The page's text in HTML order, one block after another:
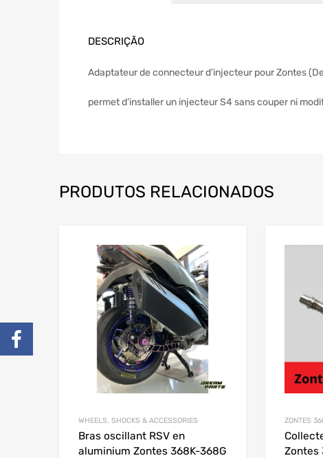
DESCRIÇÃO
Adaptateur de connecteur d’injecteur pour Zontes
permet d’installer un injecteur S4 sans couper ni
PRODUTOS RELACIONADOS
Add to
WHEELS, SHOCKS & ACCESSORIES
Bras oscillant RSV en
aluminium Zontes 368K-368G
ZONTES
Zontes